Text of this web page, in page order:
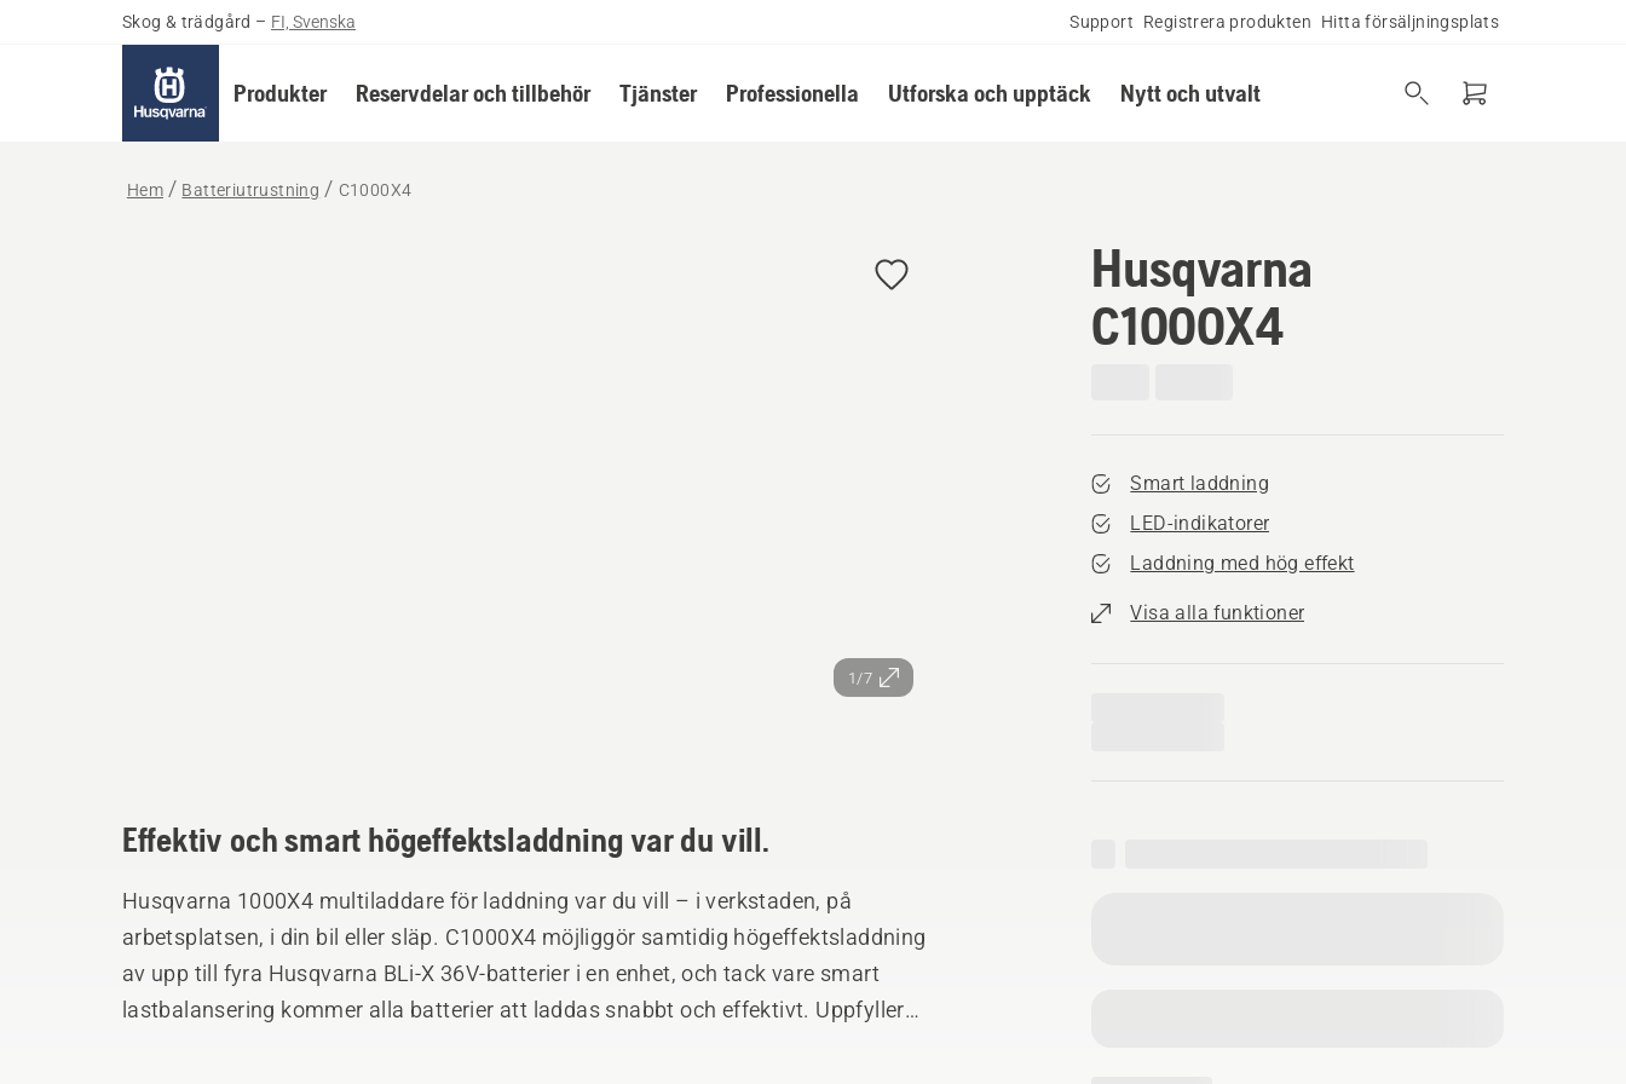
Skog & trädgård – FI, Svenska Support Registrera produkten Hitta försäljningsplats
Produkter Reservdelar och tillbehör Tjänster Professionella Utforska och upptäck Nytt och utvalt
Hem Batteriutrustning C1000X4
1/7
Husqvarna
C1000X4
Smart laddning
LED-indikatorer
Laddning med hög effekt
Visa alla funktioner
Effektiv och smart högeffektsladdning var du vill.
Husqvarna 1000X4 multiladdare för laddning var du vill – i verkstaden, på
arbetsplatsen, i din bil eller släp. C1000X4 möjliggör samtidig högeffektsladdning
av upp till fyra Husqvarna BLi-X 36V-batterier i en enhet, och tack vare smart
lastbalansering kommer alla batterier att laddas snabbt och effektivt. Uppfyller